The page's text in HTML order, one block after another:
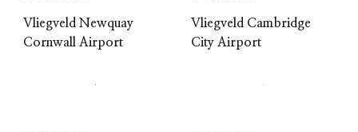
Vliegveld Newquay
Cornwall Airport
Vliegveld Cambridge
City Airport